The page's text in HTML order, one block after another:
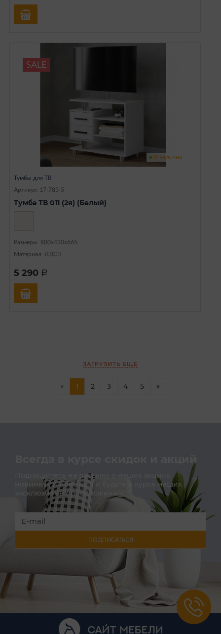
SALE
В наличии
Тумбы для ТВ
Артикул: 17-783-5
Тумба ТВ 011 (2я) (Белый)
Размеры: 800х430х665
Материал: ЛДСП
5 290 a
ЗАГРУЗИТЬ ЕЩЕ
« 1 (current)
2 3 4 5 »
Всегда в курсе скидок и акций
Подпишитесь на расылку о наших акциях,
новинках и новостях и будьте в курсе наших
эксклюзивных предложений!
ПОДПИСАТЬСЯ